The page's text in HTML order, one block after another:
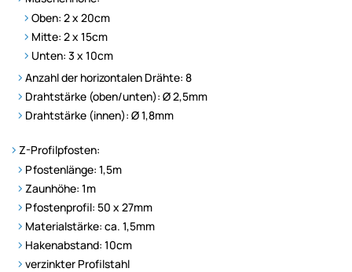
Oben: 2 x 20cm
Mitte: 2 x 15cm
Unten: 3 x 10cm
Anzahl der horizontalen Drähte: 8
Drahtstärke (oben/unten): Ø 2,5mm
Drahtstärke (innen): Ø 1,8mm
Z-Profilpfosten:
Pfostenlänge: 1,5m
Zaunhöhe: 1m
Pfostenprofil: 50 x 27mm
Materialstärke: ca. 1,5mm
Hakenabstand: 10cm
verzinkter Profilstahl